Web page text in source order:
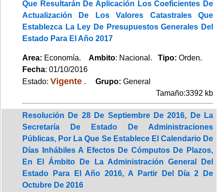
Que Resultarán De Aplicación Los Coeficientes De
Actualización De Los Valores Catastrales Que
Establezca La Ley De Presupuestos Generales Del
Estado Para El Año 2017
Area: Economía. Ambito: Nacional. Tipo: Orden.
Fecha: 01/10/2016
Estado: Vigente . Grupo: General
Tamaño:3392 kb
Resolución De 28 De Septiembre De 2016, De La
Secretaría De Estado De Administraciones
Públicas, Por La Que Se Establece El Calendario De
Días Inhábiles A Efectos De Cómputos De Plazos,
En El Ámbito De La Administración General Del
Estado Para El Año 2016, A Partir Del Día 2 De
Octubre De 2016